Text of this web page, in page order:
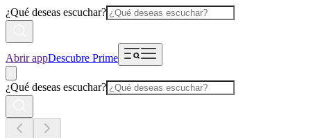
¿Qué deseas escuchar?
Abrir appDescubre Prime
¿Qué deseas escuchar?